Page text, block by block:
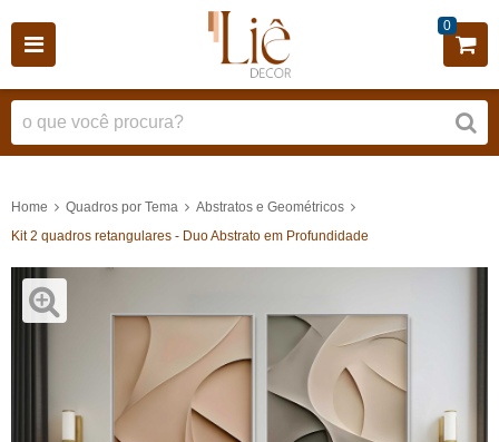
0
Home Quadros por Tema
Abstratos e Geométricos
Kit 2 quadros retangulares - Duo Abstrato em Profundidade